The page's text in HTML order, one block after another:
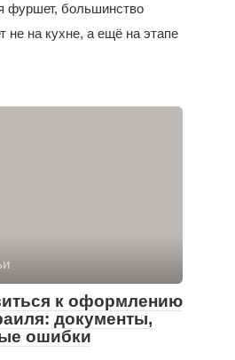
фуршет, большинство
не на кухне, а ещё на этапе
к оформлению
документы,
ошибки